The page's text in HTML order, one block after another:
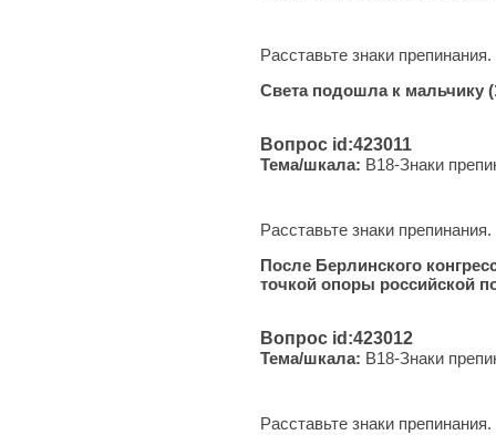
Расставьте знаки
Света подошла к мальчику
Вопрос id:423011
Тема/шкала: B18-Знаки
Расставьте знаки
После Берлинского
точкой опоры российской
Вопрос id:423012
Тема/шкала: B18-Знаки
Расставьте знаки